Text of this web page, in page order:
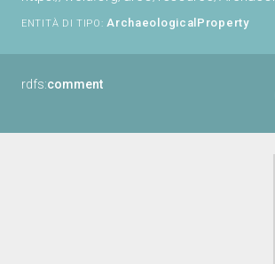
ENTITÀ DI TIPO: ArchaeologicalProperty
rdfs:comment